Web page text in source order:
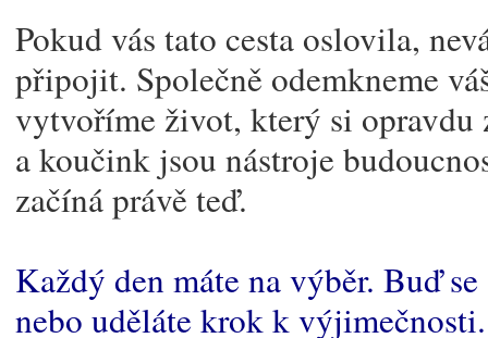
Pokud vás tato cesta oslovila,
připojit. Společně odemkneme
vytvoříme život, který si opravdu
a koučink jsou nástroje
začíná právě teď.
Každý den máte na výběr. Buď
nebo uděláte krok k